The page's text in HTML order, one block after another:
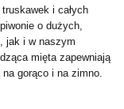
i całych
o dużych,
jak i w naszym
mięta zapewniają
gorąco i na zimno.